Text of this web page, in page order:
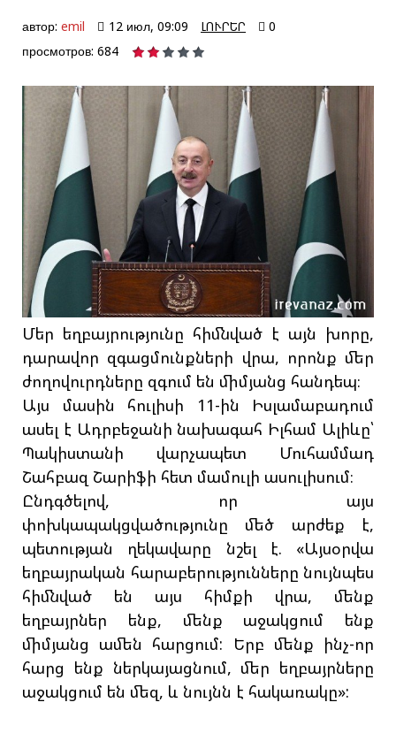
автор: emil 12 июл, 09:09 ԼՈՒՐԵՐ
0
просмотров: 684
Մեր եղբայրությունը հիմնված է այն խորը,
դարավոր զգացմունքների վրա, որոնք մեր
ժողովուրդները զգում են միմյանց հանդեպ։
Այս մասին հուլիսի 11-ին Իսլամաբադում
ասել է Ադրբեջանի նախագահ Իլհամ Ալիևը՝
Պակիստանի վարչապետ Մուհամմադ
Շահբազ Շարիֆի հետ մամուլի ասուլիսում։
Ընդգծելով, որ այս
փոխկապակցվածությունը մեծ արժեք է,
պետության ղեկավարը նշել է. «Այսօրվա
եղբայրական հարաբերությունները նույնպես
հիմնված են այս հիմքի վրա, մենք
եղբայրներ ենք, մենք աջակցում ենք
միմյանց ամեն հարցում: Երբ մենք ինչ-որ
հարց ենք ներկայացնում, մեր եղբայրները
աջակցում են մեզ, և նույնն է հակառակը»: